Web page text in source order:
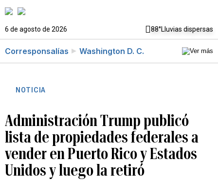
6 de agosto de 2026 88°Lluvias dispersas
Corresponsalías Washington D. C.
NOTICIA
Administración Trump publicó
lista de propiedades federales a
vender en Puerto Rico y Estados
Unidos y luego la retiró